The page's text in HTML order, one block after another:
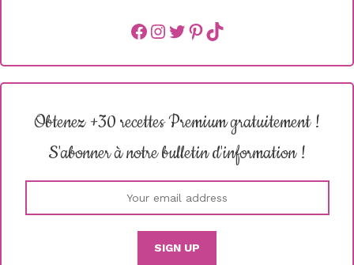
Facebook
instagram
Twitter
Pinterest
TikTok
Obtenez +30 recettes Premium gratuitement !
S'abonner à notre bulletin d'information !